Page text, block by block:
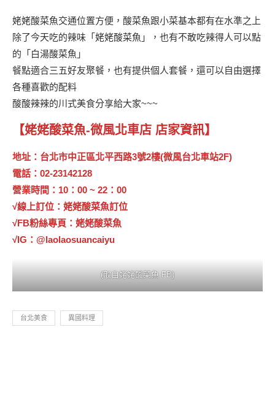
姥姥酸菜魚交通位置方便，酸菜魚跟小菜基本都有在水準之上
除了今天吃的辣味「姥姥酸菜魚」，也有不敢吃辣得人可以點
的「白湯酸菜魚」
餐點適合三五好友聚餐，也有提供個人套餐，還可以自由選擇
各種喜歡的配料
酸酸辣辣的川式美食分享給大家~~~
【姥姥酸菜魚-微風北車店 店家資訊】
地址：台北市中正區北平西路3號2樓(微風台北車站2F)
電話：02-23142128
營業時間：10：00 ~ 22：00
√線上訂位： 姥姥酸菜魚訂位
√FB粉絲專頁： 姥姥酸菜魚
√IG： @laolaosuancaiyu
(取自姥姥酸菜魚 FB)
台北美食 異國料理